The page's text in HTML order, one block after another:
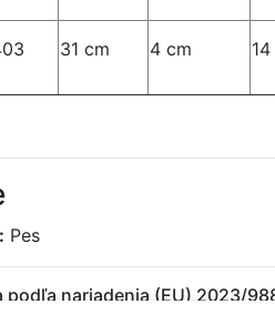
31 cm 4 cm
Pes
nariadenia (EU) 2023/